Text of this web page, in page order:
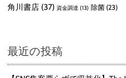
角川書店 (37) 資金調達 (13) 除菌 (23)
最近の投稿